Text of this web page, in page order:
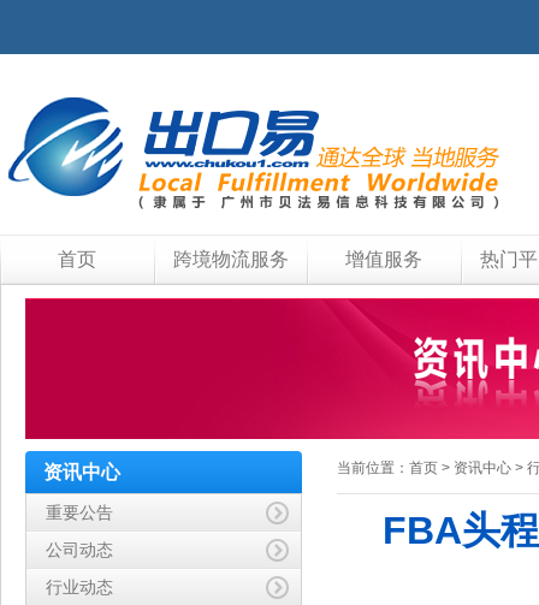
首页 跨境物流服务 增值服务 热门
资讯中心
重要公告
公司动态
行业动态
当前位置： 首页 > 资讯中心 >
FBA头